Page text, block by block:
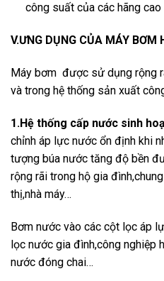
công suất của các hãng
V.ƯNG DỤNG CỦA MÁY BƠM
Máy bơm được sử dụng rộng
và trong hệ thống sản xuất
1.Hệ thống cấp nước sinh
chỉnh áp lực nước ổn định khi
tượng búa nước tăng độ bền
rộng rãi trong hộ gia
thị,nhà máy…
Bơm nước vào các cột lọc áp
lọc nước gia đình,công nghiệp
nước đóng chai…